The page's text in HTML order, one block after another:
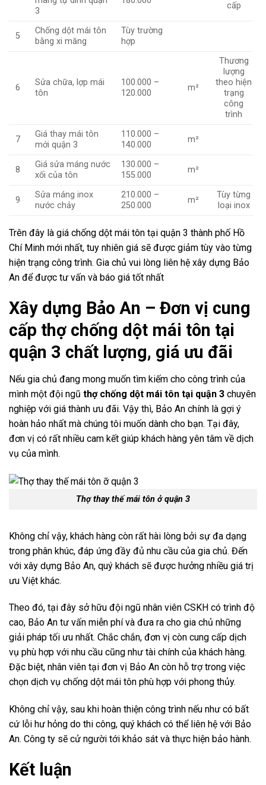
3
cấp
5
Chống dột mái tôn
bằng xi măng
Tùy trường
hợp
6
Sửa chữa, lợp mái
tôn
100.000 –
120.000
m²
Thương
lượng
theo hiện
trạng
công
trình
7
Giá thay mái tôn
mới quận 3
110.000 –
140.000
m²
8
Giá sửa máng nước
xối của tôn
130.000 –
155.000
m²
9
Sửa máng inox
nước chảy
210.000 –
250.000
m²
Tùy từng
loại inox
Trên đây là giá chống dột mái tôn tại quận 3 thành phố Hồ
Chí Minh mới nhất, tuy nhiên giá sẽ được giảm tùy vào từng
hiện trạng công trình. Gia chủ vui lòng liên hệ xây dựng Bảo
An để được tư vấn và báo giá tốt nhất
Xây dựng Bảo An – Đơn vị cung
cấp thợ chống dột mái tôn tại
quận 3 chất lượng, giá ưu đãi
Nếu gia chủ đang mong muốn tìm kiếm cho công trình của
mình một đội ngũ thợ chống dột mái tôn tại quận 3 chuyên
nghiệp với giá thành ưu đãi. Vậy thì, Bảo An chính là gợi ý
hoàn hảo nhất mà chúng tôi muốn dành cho bạn. Tại đây,
đơn vị có rất nhiều cam kết giúp khách hàng yên tâm về dịch
vụ của mình.
Thợ thay thế mái tôn ở quận 3
Không chỉ vậy, khách hàng còn rất hài lòng bởi sự đa dạng
trong phân khúc, đáp ứng đầy đủ nhu cầu của gia chủ. Đến
với xây dựng Bảo An, quý khách sẽ được hưởng nhiều giá trị
ưu Việt khác.
Theo đó, tại đây sở hữu đội ngũ nhân viên CSKH có trình độ
cao, Bảo An tư vấn miễn phí và đưa ra cho gia chủ những
giải pháp tối ưu nhất. Chắc chắn, đơn vị còn cung cấp dịch
vụ phù hợp với nhu cầu cũng như tài chính của khách hàng.
Đặc biệt, nhân viên tại đơn vị Bảo An còn hỗ trợ trong việc
chọn dịch vụ chống dột mái tôn phù hợp với phong thủy.
Không chỉ vậy, sau khi hoàn thiện công trình nếu như có bất
cứ lỗi hư hỏng do thi công, quý khách có thể liên hệ với Bảo
An. Công ty sẽ cử người tới khảo sát và thực hiện bảo hành.
Kết luận